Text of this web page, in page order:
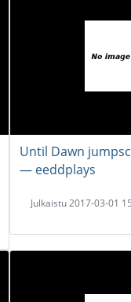
Until Dawn
― eeddplays
Julkaistu 2017-03-01